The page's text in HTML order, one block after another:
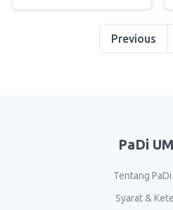
Previous
PaDi
Tentang
Syarat &